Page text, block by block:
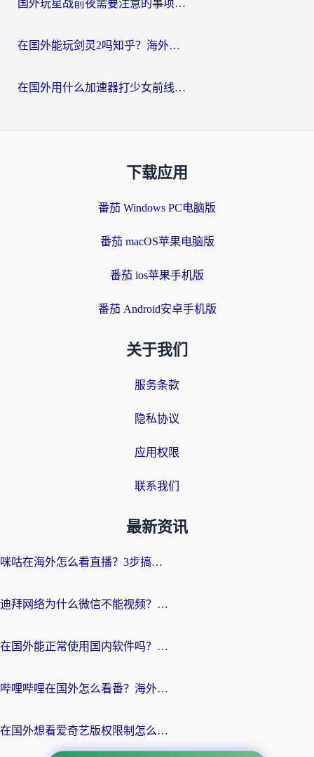
国外玩星战前夜需要注意的事项：一份来自老玩家的网络生存指南
在国外能玩剑灵2吗知乎？海外党亲测有效的国服游戏加速指南
在国外用什么加速器打少女前线：云图计划不卡？一个老玩家的掏心分享
下载应用
番茄 Windows PC电脑版
番茄 macOS苹果电脑版
番茄 ios苹果手机版
番茄 Android安卓手机版
关于我们
服务条款
隐私协议
应用权限
联系我们
最新资讯
咪咕在海外怎么看直播？3步搞定地域限制，还能畅看腾讯视频与国内热剧
迪拜网络为什么微信不能视频？海外党必看的回国加速全攻略
在国外能正常使用国内软件吗？海外党亲测有效的无缝访问指南
哔哩哔哩在国外怎么看番？海外党追剧看片的终极解决方案
在国外想看爱奇艺版权限制怎么办？海外华人必看的追剧自由指南